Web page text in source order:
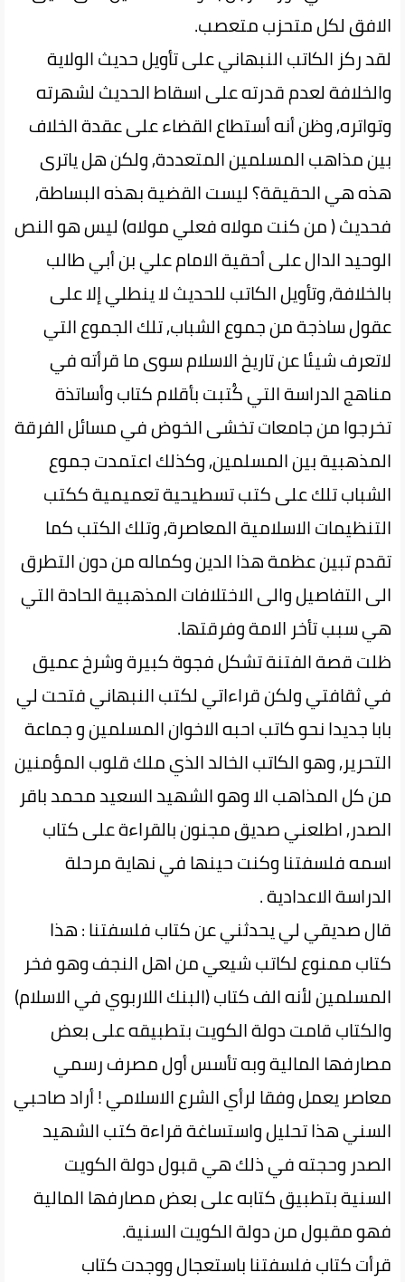
الافق لكل متحزب متعصب.
لقد ركز الكاتب النبهاني على تأويل حديث الولاية
والخلافة لعدم قدرته على اسقاط الحديث لشهرته
وتواتره, وظن أنه أستطاع القضاء على عقدة الخلاف
بين مذاهب المسلمين المتعددة, ولكن هل ياترى
هذه هي الحقيقة؟ ليست القضية بهذه البساطة,
فحديث ( من كنت مولاه فعلي مولاه) ليس هو النص
الوحيد الدال على أحقية الامام علي بن أبي طالب
بالخلافة, وتأويل الكاتب للحديث لا ينطلي إلا على
عقول ساذجة من جموع الشباب, تلك الجموع التي
لاتعرف شيئا عن تاريخ الاسلام سوى ما قرأته في
مناهج الدراسة التي كُتبت بأقلام كتاب وأساتذة
تخرجوا من جامعات تخشى الخوض في مسائل الفرقة
المذهبية بين المسلمين, وكذلك اعتمدت جموع
الشباب تلك على كتب تسطيحية تعميمية ككتب
التنظيمات الاسلامية المعاصرة, وتلك الكتب كما
تقدم تبين عظمة هذا الدين وكماله من دون التطرق
الى التفاصيل والى الاختلافات المذهبية الحادة التي
هي سبب تأخر الامة وفرقتها.
ظلت قصة الفتنة تشكل فجوة كبيرة وشرخ عميق
في ثقافتي ولكن قراءاتي لكتب النبهاني فتحت لي
بابا جديدا نحو كاتب احبه الاخوان المسلمين و جماعة
التحرير, وهو الكاتب الخالد الذي ملك قلوب المؤمنين
من كل المذاهب الا وهو الشهيد السعيد محمد باقر
الصدر, اطلعني صديق مجنون بالقراءة على كتاب
اسمه فلسفتنا وكنت حينها في نهاية مرحلة
الدراسة الاعدادية .
قال صديقي لي يحدثني عن كتاب فلسفتنا : هذا
كتاب ممنوع لكاتب شيعي من اهل النجف وهو فخر
المسلمين لأنه الف كتاب (البنك اللاربوي في الاسلام)
والكتاب قامت دولة الكويت بتطبيقه على بعض
مصارفها المالية وبه تأسس أول مصرف رسمي
معاصر يعمل وفقا لرأي الشرع الاسلامي ! أراد صاحبي
السني هذا تحليل واستساغة قراءة كتب الشهيد
الصدر وحجته في ذلك هي قبول دولة الكويت
السنية بتطبيق كتابه على بعض مصارفها المالية
فهو مقبول من دولة الكويت السنية.
قرأت كتاب فلسفتنا باستعجال ووجدت كتاب